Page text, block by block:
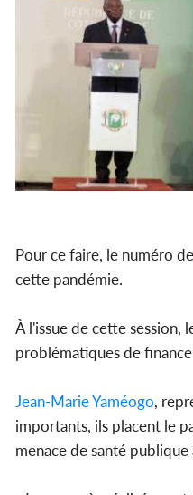
Pour ce faire, le numéro
cette pandémie.
À l'issue de cette session,
problématiques de
Jean-Marie Yaméogo,
importants, ils placent le
menace de santé